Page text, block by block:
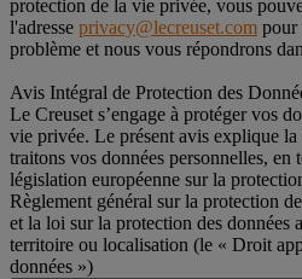
protection de la vie privée, vous
l'adresse privacy@lecreuset.com pour
problème et nous vous répondrons
Avis Intégral de Protection des
Le Creuset s’engage à protéger vos
vie privée. Le présent avis explique
traitons vos données personnelles, en
législation européenne sur la
Règlement général sur la protection
et la loi sur la protection des données
territoire ou localisation (le « Droit
données »)